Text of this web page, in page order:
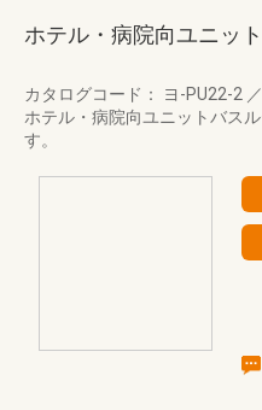
ホテル・病院向ユニッ
カタログコード： ヨ-PU22-2 ／
ホテル・病院向ユニットバス
す。